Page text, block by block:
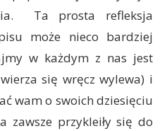
Ta prosta refleksja
może nieco bardziej
w każdym z nas jest
się wręcz wylewa) i
wam o swoich dziesięciu
zawsze przykleiły się do